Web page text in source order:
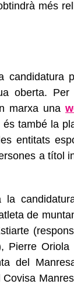
més
oberta.
marxa una
també la
entitats
a títol
de
Pierre
del